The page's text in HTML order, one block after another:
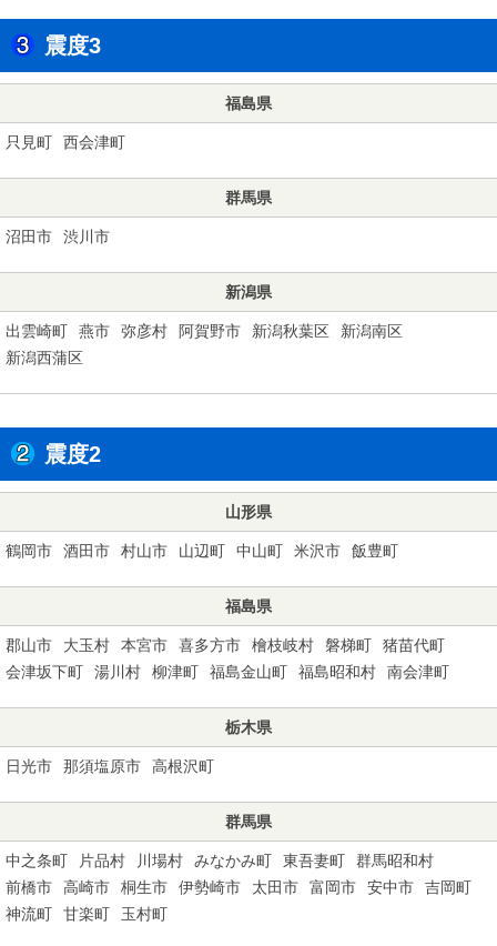
震度3
福島県
只見町 西会津町
群馬県
沼田市 渋川市
新潟県
出雲崎町 燕市 弥彦村 阿賀野市 新潟秋葉区
新潟南区
新潟西蒲区
震度2
山形県
鶴岡市 酒田市 村山市 山辺町 中山町 米沢市 飯豊町
福島県
郡山市 大玉村 本宮市 喜多方市 檜枝岐村 磐梯町
猪苗代町
会津坂下町
湯川村 柳津町 福島金山町 福島昭和村 南会津町
栃木県
日光市 那須塩原市 高根沢町
群馬県
中之条町 片品村 川場村 みなかみ町 東吾妻町
群馬昭和村
前橋市
高崎市 桐生市 伊勢崎市 太田市 富岡市 安中市
吉岡町
神流町
甘楽町 玉村町